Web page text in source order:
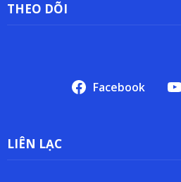
THEO DÕI
Facebook
LIÊN LẠC